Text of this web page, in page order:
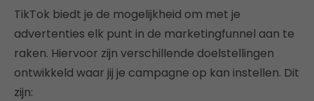
TikTok biedt je de mogelijkheid om met je
advertenties elk punt in de marketingfunnel aan te
raken. Hiervoor zijn verschillende doelstellingen
ontwikkeld waar jij je campagne op kan instellen. Dit
zijn: